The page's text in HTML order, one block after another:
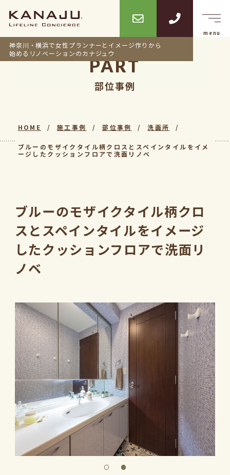
神奈川・横浜で女性プランナーとイメージ作りから
始めるリノベーションのカナジュウ
PART
部位事例
HOME 施工事例 部位事例 洗面所
ブルーのモザイクタイル柄クロスとスペインタイルをイメ
ージしたクッションフロアで洗面リノベ
ブルーのモザイクタイル柄クロ
スとスペインタイルをイメージ
したクッションフロアで洗面リ
ノベ